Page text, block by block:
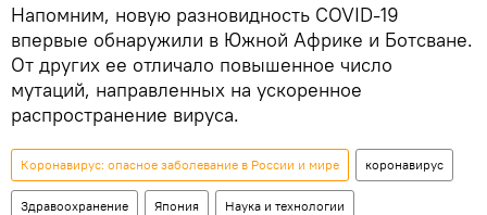
Напомним, новую разновидность COVID-19
впервые обнаружили в Южной Африке и Ботсване.
От других ее отличало повышенное число
мутаций, направленных на ускоренное
распространение вируса.
Коронавирус: опасное заболевание в России и мире коронавирус
Здравоохранение Япония Наука и технологии